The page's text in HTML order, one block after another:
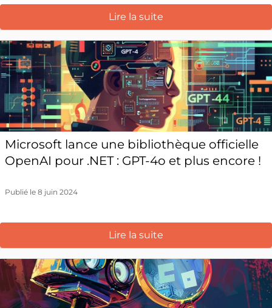
Lire la suite
Microsoft lance une bibliothèque officielle
OpenAI pour .NET : GPT-4o et plus encore !
Publié le 8 juin 2024
Lire la suite